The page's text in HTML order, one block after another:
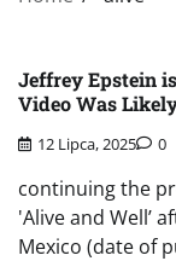
Jeffrey Epstein
Video Was
12 Lipca, 2025 0
continuing the
'Alive and Well’
Mexico (date of